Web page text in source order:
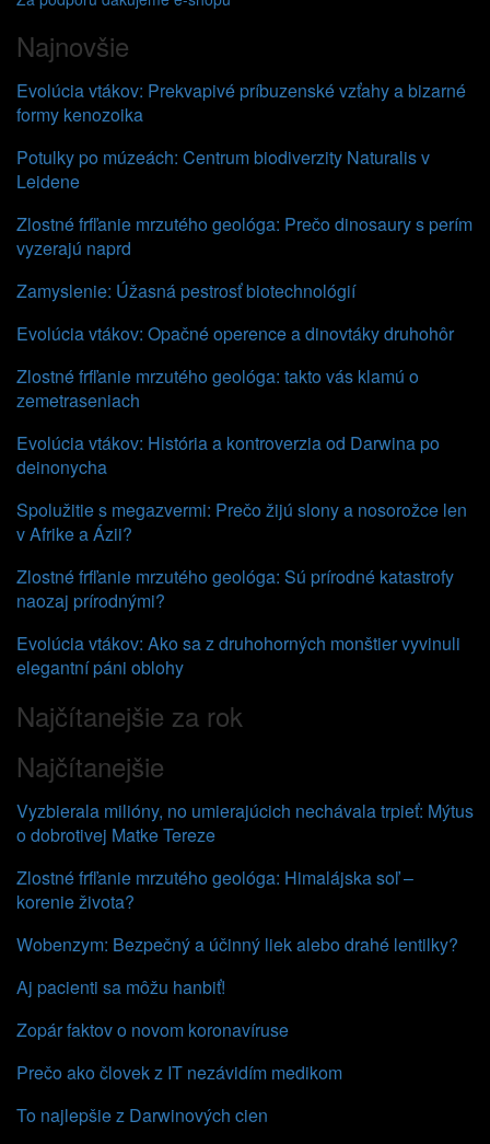
Najnovšie
Evolúcia vtákov: Prekvapivé príbuzenské vzťahy a bizarné
formy kenozoika
Potulky po múzeách: Centrum biodiverzity Naturalis v
Leidene
Zlostné frfľanie mrzutého geológa: Prečo dinosaury s perím
vyzerajú naprd
Zamyslenie: Úžasná pestrosť biotechnológií
Evolúcia vtákov: Opačné operence a dinovtáky druhohôr
Zlostné frfľanie mrzutého geológa: takto vás klamú o
zemetraseniach
Evolúcia vtákov: História a kontroverzia od Darwina po
deinonycha
Spolužitie s megazvermi: Prečo žijú slony a nosorožce len
v Afrike a Ázii?
Zlostné frfľanie mrzutého geológa: Sú prírodné katastrofy
naozaj prírodnými?
Evolúcia vtákov: Ako sa z druhohorných monštier vyvinuli
elegantní páni oblohy
Najčítanejšie za rok
Najčítanejšie
Vyzbierala milióny, no umierajúcich nechávala trpieť: Mýtus
o dobrotivej Matke Tereze
Zlostné frfľanie mrzutého geológa: Himalájska soľ –
korenie života?
Wobenzym: Bezpečný a účinný liek alebo drahé lentilky?
Aj pacienti sa môžu hanbiť!
Zopár faktov o novom koronavíruse
Prečo ako človek z IT nezávidím medikom
To najlepšie z Darwinových cien